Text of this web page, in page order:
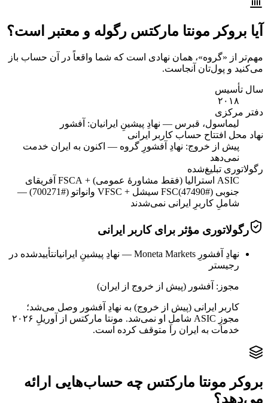
آیا بروکر مونتا مارکتس رگوله و معتبر است؟
مهم‌تر از «گروه»، همان نهادی است که شما واقعاً در آن حساب باز
می‌کنید و پول‌تان آنجاست.
سال تأسیس
۲۰۱۸
دفتر مرکزی
لیماسول، قبرس — نهادِ پیشینِ ایرانیان: آفشور
نهاد محل افتتاح حساب کاربر ایرانی
پیش از خروج: نهادِ آفشورِ گروه — اکنون به ایران خدمت
نمی‌دهد
رگولاتوری تبلیغ‌شده
ASIC استرالیا (فقط مشاورهٔ عمومی) + FSCA آفریقای
جنوبی (#47490)
FSC سیشل + VFSC وانواتو (#700271) —
شاملِ کاربرِ ایرانی نمی‌شدند
رگولاتوری مؤثر برای کاربر ایرانی
نهادِ آفشورِ Moneta Markets — نهادِ پیشینِ ایرانیان
تأییدشده در
رجیستر
مجوز: آفشور (پیش از خروج از ایران)
کاربر ایرانی (پیش از خروج) به نهادِ آفشور وصل می‌شد؛
مجوزِ ASIC شاملِ او نمی‌شد. مونتا مارکتس از آوریلِ ۲۰۲۶
خدمات به ایران را متوقف کرده است.
بروکر مونتا مارکتس چه حساب‌هایی ارائه
می‌دهد؟